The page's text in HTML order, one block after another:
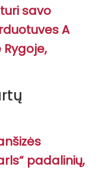
savo
A
padalinių,